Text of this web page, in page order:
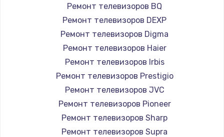
Замена картридера
890 руб.
Заказать
Замена микросхемы NFC
1100 руб.
Заказать
Замена шим-контроллера
Ремонт телевизоров BQ
Ремонт телевизоров DEXP
Ремонт телевизоров Digma
Ремонт телевизоров Haier
Ремонт телевизоров Irbis
Ремонт телевизоров Prestigio
Ремонт телевизоров JVC
Ремонт телевизоров Pioneer
Ремонт телевизоров Sharp
Ремонт телевизоров Supra